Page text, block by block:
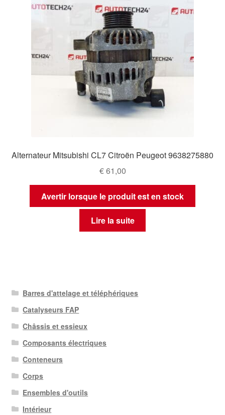
Alternateur Mitsubishi CL7 Citroën Peugeot 9638275880
€61,00
Avertir lorsque le produit est en stock
Lire la suite
Barres d'attelage et téléphériques
Catalyseurs FAP
Châssis et essieux
Composants électriques
Conteneurs
Corps
Ensembles d'outils
Intérieur